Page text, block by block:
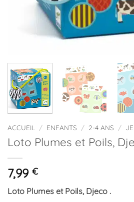
ACCUEIL / ENFANTS / 2-4 ANS /
Loto Plumes et Poils,
7,99 €
Loto Plumes et Poils, Djeco .